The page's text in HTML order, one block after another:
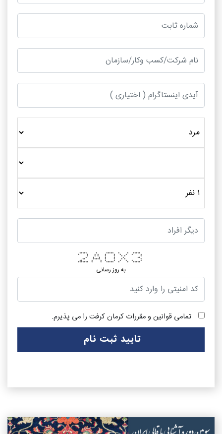
***** * ***** * * *****
* * * * * * * * * *
* * * * * * * *
* * * * * * **
** ***** * * * * *
** * * * * * * * *
******* * * ***** * * *****
به روز رسانی
تمامی قوانین و مقررات کرمان کرفت را می پذیرم.